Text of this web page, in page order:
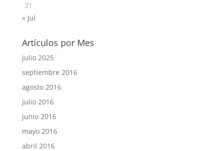
31
« Jul
Artículos por Mes
julio 2025
septiembre 2016
agosto 2016
julio 2016
junio 2016
mayo 2016
abril 2016